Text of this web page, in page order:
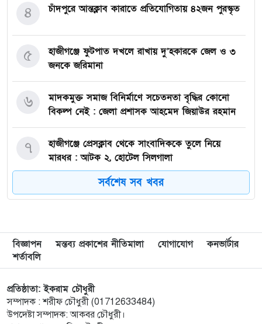
চাঁদপুরে আন্তক্লাব কারাতে প্রতিযোগিতায় ৪২জন পুরস্কৃত
৪
হাজীগঞ্জে ফুটপাত দখলে রাখায় দু’হকারকে জেল ও ৩
জনকে জরিমানা
৫
মাদকমুক্ত সমাজ বিনির্মাণে সচেতনতা বৃদ্ধির কোনো
বিকল্প নেই : জেলা প্রশাসক আহমেদ জিয়াউর রহমান
৬
হাজীগঞ্জে প্রেসক্লাব থেকে সাংবাদিককে তুলে নিয়ে
মারধর : আটক ২, হোটেল সিলগালা
৭
মতলব উত্তরে কালাম এন্টারপ্রাইজের মালিককে ২৫
হাজার টাকা জরিমানা
৮
মেরিল প্রথম আলো সমালোচক পুরস্কার ২০২৫ : সেরা
অভিনেতার চূড়ান্ত মনোনয়নে জায়গা করে নিলেন
৯
চাঁদপুরে জাতীয় বিজ্ঞান ও প্রযুক্তি সপ্তাহ উদযাপনের
লক্ষে প্রস্তুতিমূলক সভা
১০
সর্বশেষ সব খবর
বিজ্ঞাপন মন্তব্য প্রকাশের নীতিমালা যোগাযোগ
কনভার্টার
শর্তাবলি
প্রতিষ্ঠাতা: ইকরাম চৌধুরী
সম্পাদক : শরীফ চৌধুরী (01712633484)
উপদেষ্টা সম্পাদক: আকবর চৌধুরী।